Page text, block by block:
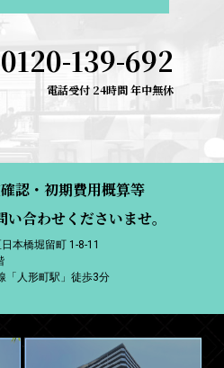
0120-139-692
電話受付 24時間 年中無休
認・初期費用概算等
合わせくださいませ。
本橋堀留町 1-8-11
「人形町駅」徒歩3分